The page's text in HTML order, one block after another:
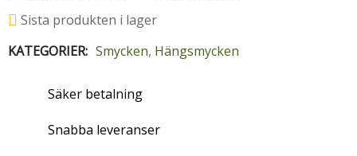
Sista produkten i lager
KATEGORIER: Smycken, Hängsmycken
Säker betalning
Snabba leveranser